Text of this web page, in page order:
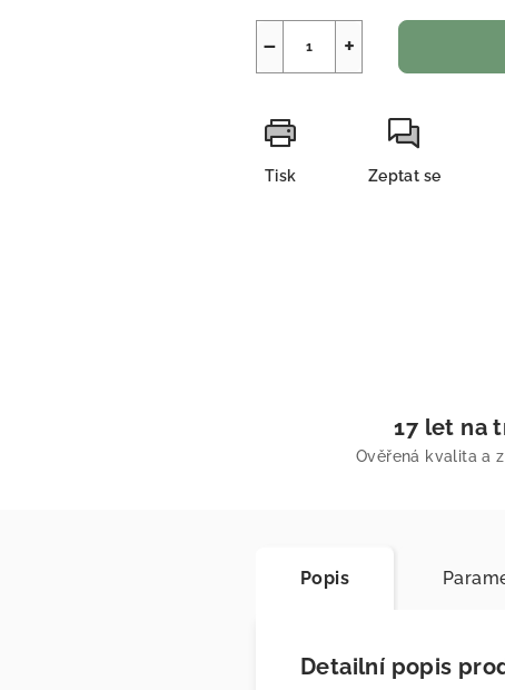
+
−
Tisk Zeptat se
17 let na
Ověřená kvalita a
Popis
Detailní popis